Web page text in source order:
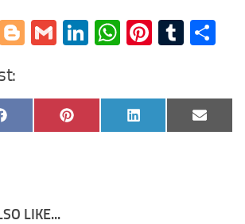
EmailBlogger
GmailLinkedIn
WhatsApp
Share
on
Facebook
Share
on
Pinterest
Share
on
LinkedIn
Share
on
Email
LIKE...